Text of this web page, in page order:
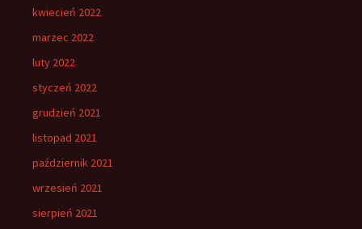
kwiecień 2022
marzec 2022
luty 2022
styczeń 2022
grudzień 2021
listopad 2021
październik 2021
wrzesień 2021
sierpień 2021